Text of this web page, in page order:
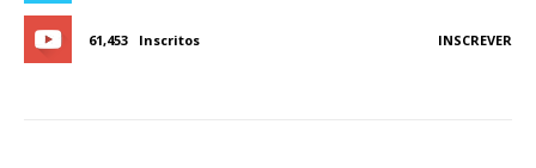
61,453 Inscritos INSCREVER